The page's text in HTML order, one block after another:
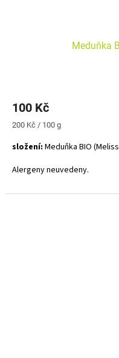
Meduňka
100 Kč
Měrná
200 Kč / 100 g
složení: Meduňka BIO
Alergeny neuvedeny.
Jemnou citronovou vůni
klidu a pohody. Její